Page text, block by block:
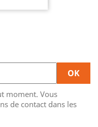
moment. Vous
de contact dans les